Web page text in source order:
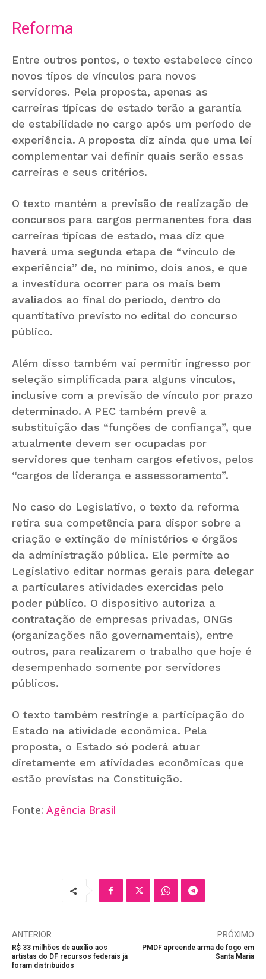
Reforma
Entre outros pontos, o texto estabelece cinco
novos tipos de vínculos para novos
servidores. Pela proposta, apenas as
carreiras típicas de estado terão a garantia
de estabilidade no cargo após um período de
experiência. A proposta diz ainda que uma lei
complementar vai definir quais serão essas
carreiras e seus critérios.
O texto mantém a previsão de realização de
concursos para cargos permanentes fora das
carreiras típicas de estado, mas diz que
haverá uma segunda etapa de “vínculo de
experiência” de, no mínimo, dois anos, e que
a investidura ocorrer para os mais bem
avaliados ao final do período, dentro do
quantitativo previsto no edital do concurso
público.
Além disso também vai permitir ingresso por
seleção simplificada para alguns vínculos,
inclusive com a previsão de vínculo por prazo
determinado. A PEC também prevê a
substituição das “funções de confiança”, que
atualmente devem ser ocupadas por
servidores que tenham cargos efetivos, pelos
“cargos de liderança e assessoramento”.
No caso do Legislativo, o texto da reforma
retira sua competência para dispor sobre a
criação e extinção de ministérios e órgãos
da administração pública. Ele permite ao
Legislativo editar normas gerais para delegar
a particulares atividades exercidas pelo
poder público. O dispositivo autoriza a
contratação de empresas privadas, ONGs
(organizações não governamentais), entre
outros, para realizarem o trabalho que hoje é
desempenhado somente por servidores
públicos.
O texto também restringe a participação do
Estado na atividade econômica. Pela
proposta, o Estado só poderá atuar
diretamente em atividades econômicas que
estão previstas na Constituição.
Fonte: Agência Brasil
ANTERIOR
R$ 33 milhões de auxílio aos
artistas do DF recursos federais já
foram distribuídos
PRÓXIMO
PMDF apreende arma de fogo em
Santa Maria